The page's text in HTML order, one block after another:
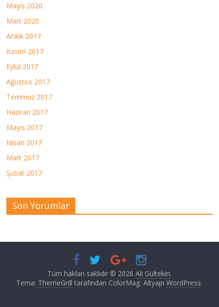
Mayıs 2020
Mart 2020
Aralık 2017
Kasım 2017
Eylül 2017
Ağustos 2017
Temmuz 2017
Haziran 2017
Mayıs 2017
Nisan 2017
Mart 2017
Şubat 2017
Son Yorumlar
Tüm hakları saklıdır © 2026 Ali Gültekin.
Tema: ThemeGrill tarafından ColorMag. AltyapıWordPress.